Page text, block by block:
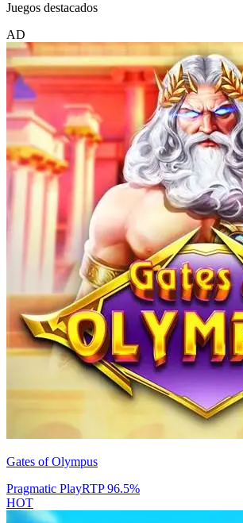
Juegos destacados
AD
Gates of Olympus
Pragmatic PlayRTP96.5%
HOT